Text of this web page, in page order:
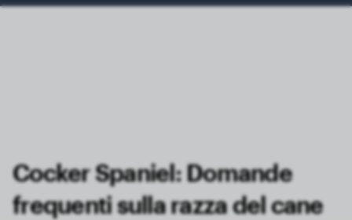
Cocker Spaniel: Domande
frequenti sulla razza del cane